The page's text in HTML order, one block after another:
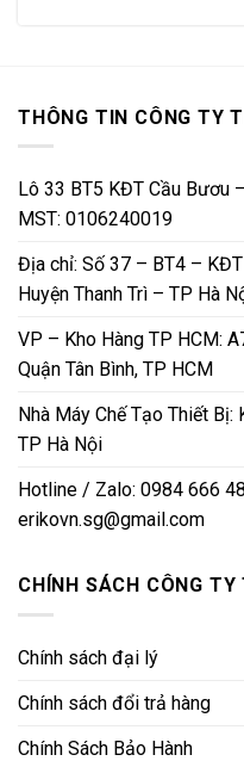
THÔNG TIN CÔNG TY
Lô 33 BT5 KĐT Cầu Bươu
MST: 0106240019
Địa chỉ: Số 37 – BT4 –
Huyện Thanh Trì – TP Hà
VP – Kho Hàng TP HCM:
Quận Tân Bình, TP HCM
Nhà Máy Chế Tạo Thiết Bị:
TP Hà Nội
Hotline / Zalo: 0984 666
erikovn.sg@gmail.com
CHÍNH SÁCH CÔNG
Chính sách đại lý
Chính sách đổi trả hàng
Chính Sách Bảo Hành